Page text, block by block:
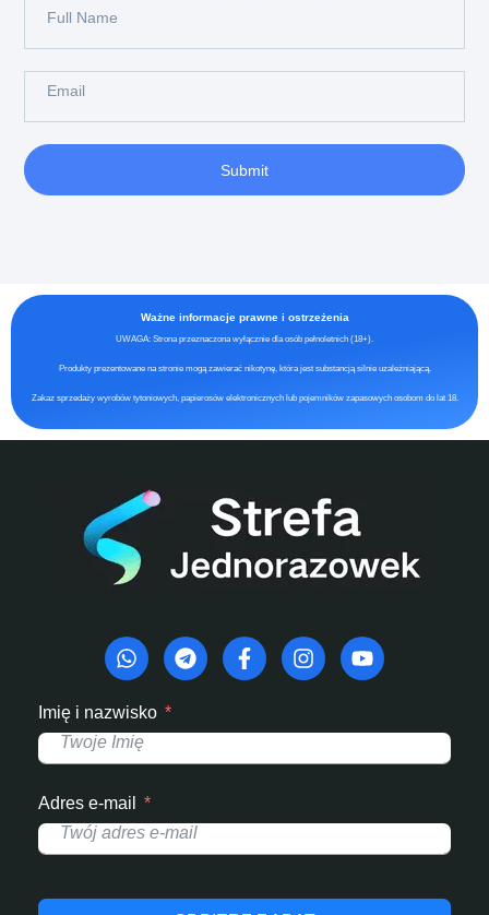
Submit
Ważne informacje prawne i ostrzeżenia
UWAGA: Strona przeznaczona wyłącznie dla osób pełnoletnich (18+).
Produkty prezentowane na stronie mogą zawierać nikotynę, która jest substancją silnie uzależniającą.
Zakaz sprzedaży wyrobów tytoniowych, papierosów elektronicznych lub pojemników zapasowych osobom do lat 18.
Imię i nazwisko
Adres e-mail